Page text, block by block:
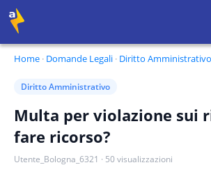
Home · Domande Legali · Diritto Amministrativo
Diritto Amministrativo
Multa per violazione sui
fare ricorso?
Utente_Bologna_6321 · 50visualizzazioni